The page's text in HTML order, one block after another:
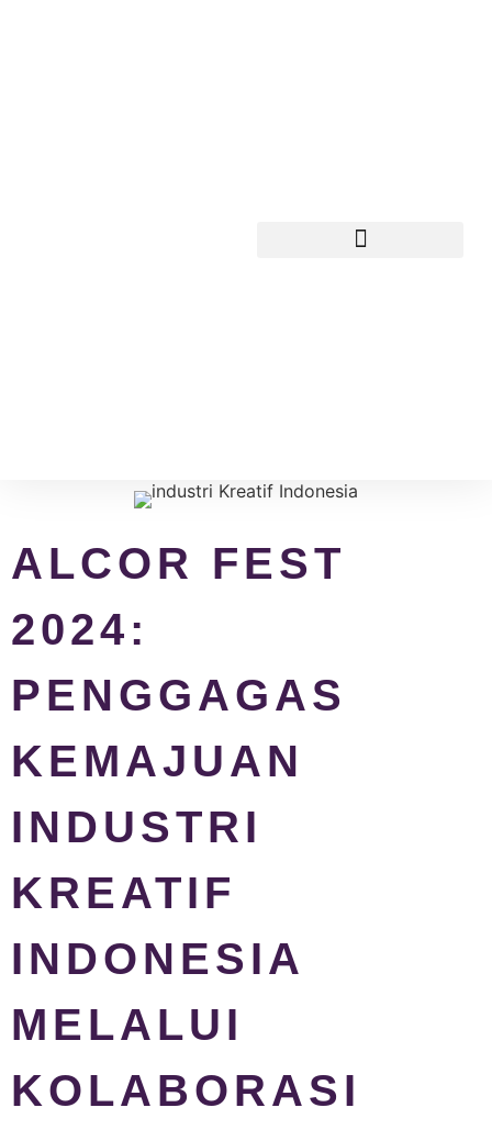
ALCOR FEST
2024:
PENGGAGAS
KEMAJUAN
INDUSTRI
KREATIF
INDONESIA
MELALUI
KOLABORASI